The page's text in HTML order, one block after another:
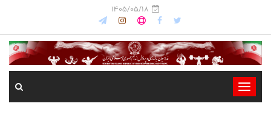
1405/05/18
-
-